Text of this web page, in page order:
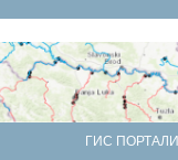
ГИС ПОРТАЛИ